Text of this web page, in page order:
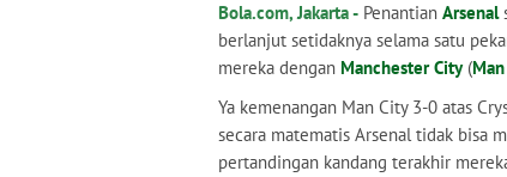
Bola.com, Jakarta - Penantian Arsenal
berlanjut setidaknya selama satu
mereka dengan Manchester City(
Ya kemenangan Man City 3-0 atas
secara matematis Arsenal tidak bisa
pertandingan kandang terakhir